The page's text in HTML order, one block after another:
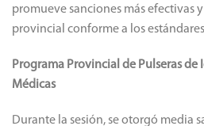
promueve sanciones más efectivas
provincial conforme a los
Programa Provincial de Pulseras
Médicas
Durante la sesión, se otorgó media